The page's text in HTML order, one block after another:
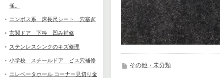
雀。
エンボス系 床長尺シート 穴塞ぎ
玄関ドア 下枠 凹み補修
ステンレスシンクのキズ修理
小学校 スチールドア ビス穴補修
エレベータホール コーナー見切り金
その他・未分類